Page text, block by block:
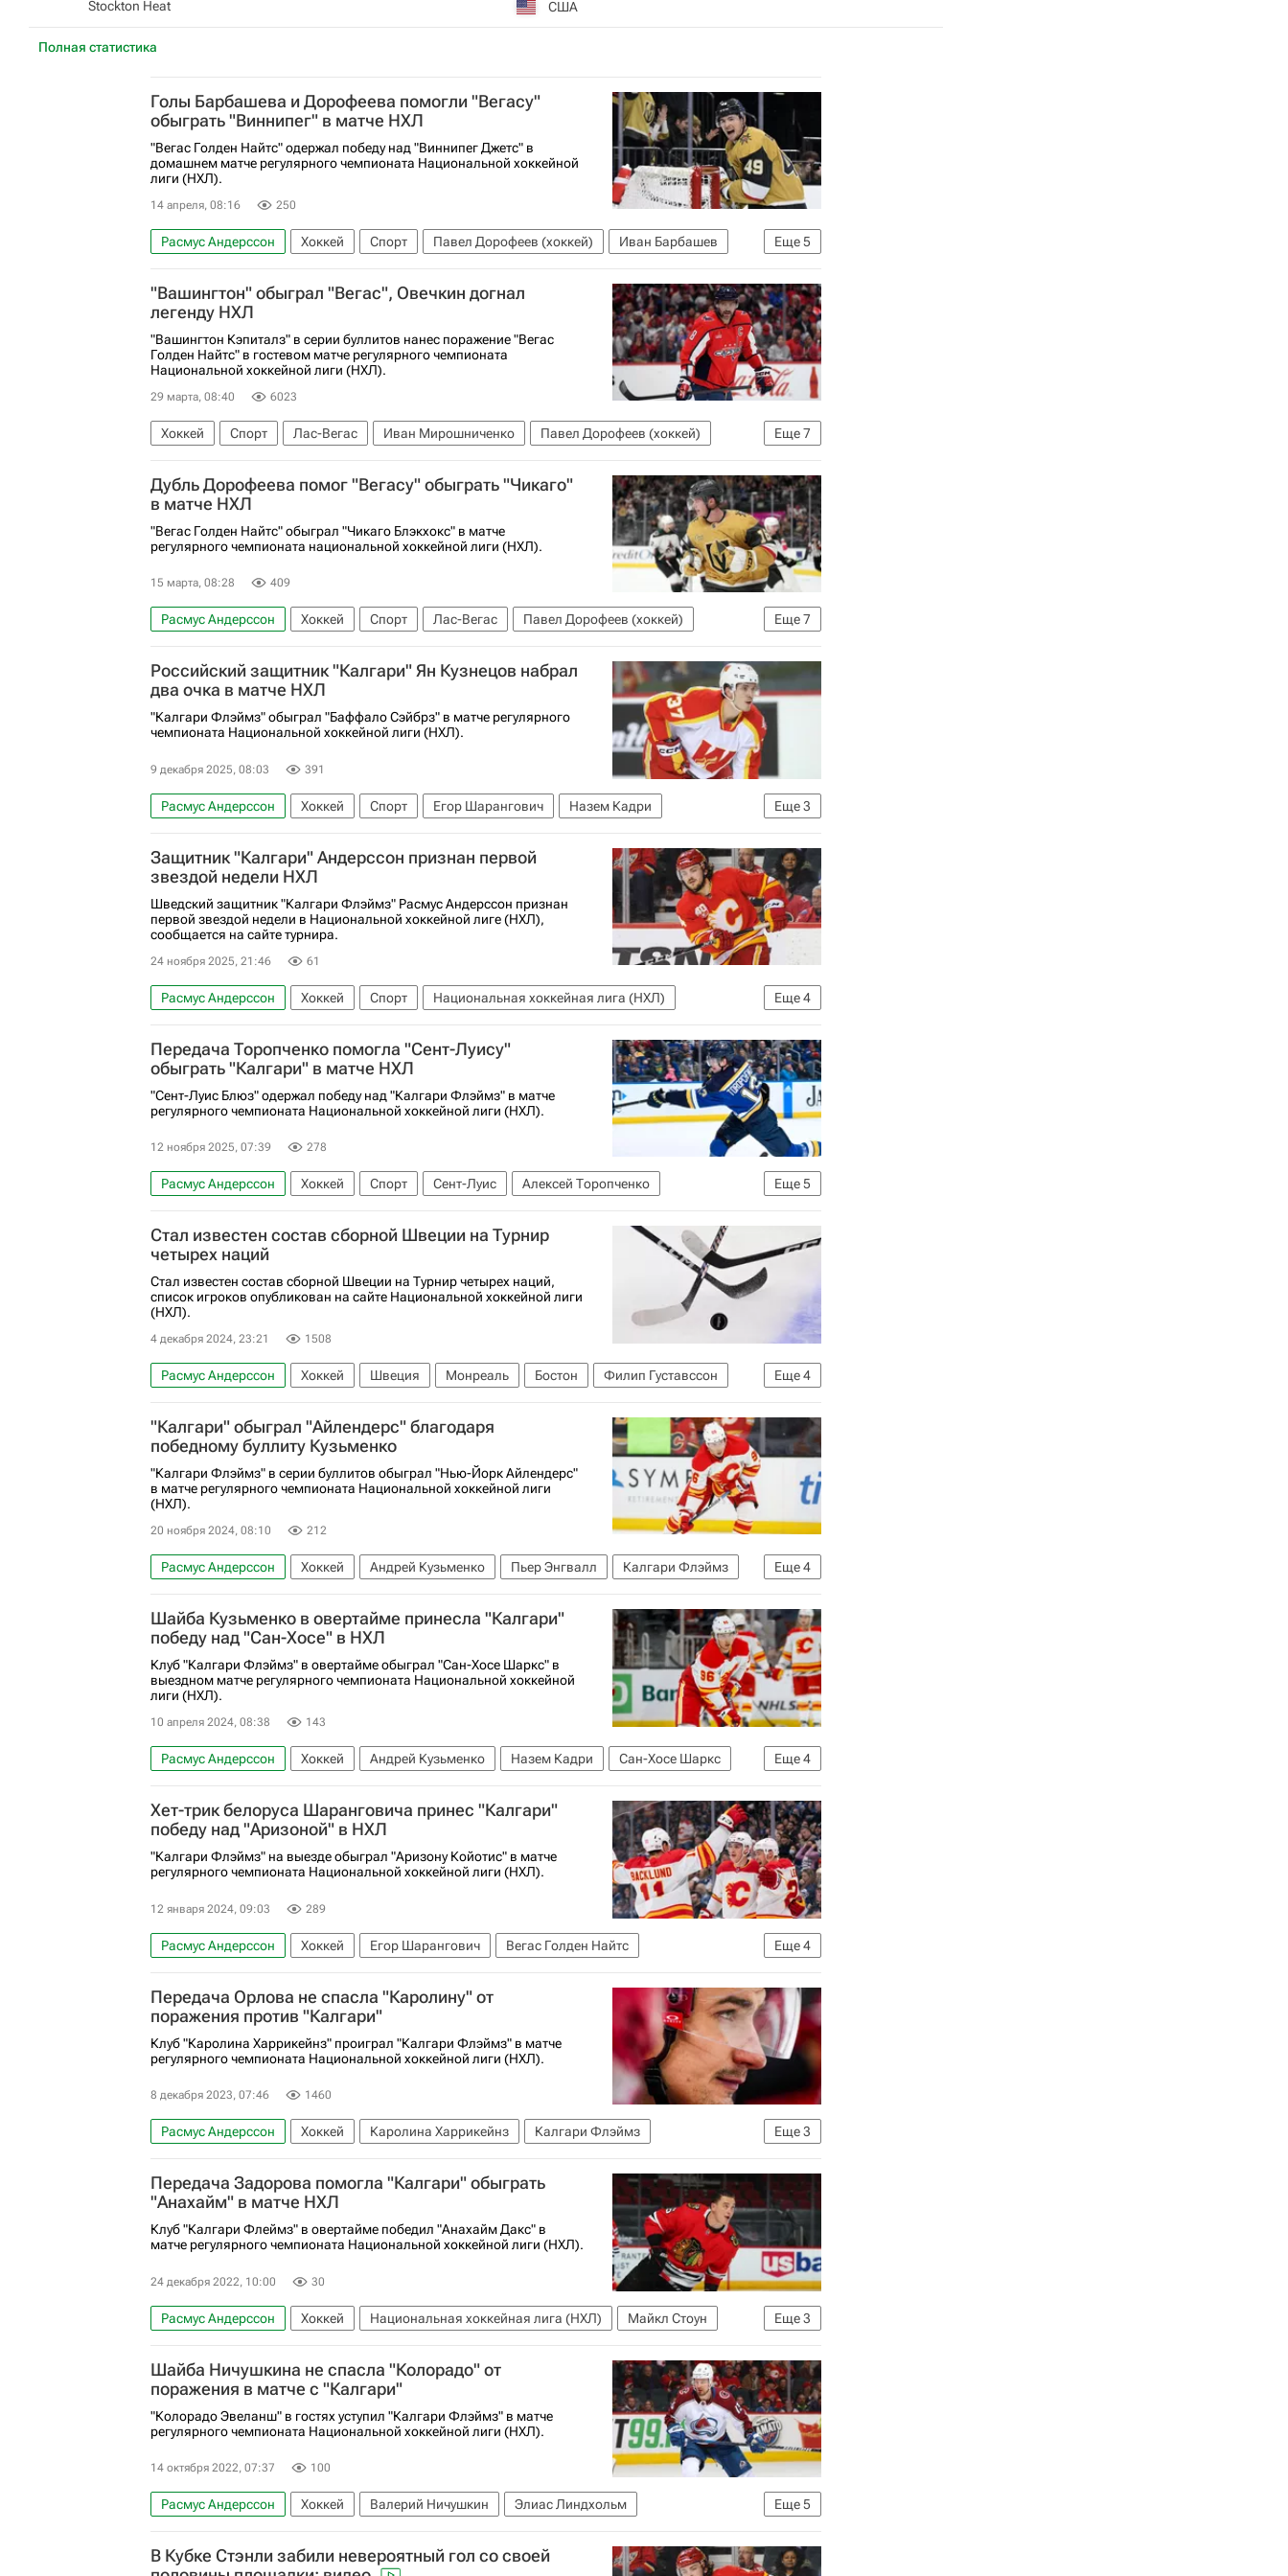
Полная статистика
Stockton Heat США
Голы Барбашева и Дорофеева помогли "Вегасу"
обыграть "Виннипег" в матче НХЛ
"Вегас Голден Найтс" одержал победу над "Виннипег Джетс" в
домашнем матче регулярного чемпионата Национальной хоккейной
лиги (НХЛ).
14 апреля, 08:16 250
Еще5
Расмус Андерссон Хоккей Спорт Павел Дорофеев (хоккей)
Иван Барбашев
Марк Стоун
Виннипег Джетс Вегас Голден Найтс
Сент-Луис Блюз
Национальная хоккейная лига (НХЛ)
"Вашингтон" обыграл "Вегас", Овечкин догнал
легенду НХЛ
"Вашингтон Кэпиталз" в серии буллитов нанес поражение "Вегас
Голден Найтс" в гостевом матче регулярного чемпионата
Национальной хоккейной лиги (НХЛ).
29 марта, 08:40 6023
Еще7
Хоккей Спорт Лас-Вегас Иван Мирошниченко
Павел Дорофеев (хоккей)
Александр Овечкин
Дилан Строум Энтони Бовилье
Вашингтон Кэпиталз
Вегас Голден Найтс
Капитан Национальная хоккейная лига (НХЛ)
Дубль Дорофеева помог "Вегасу" обыграть "Чикаго"
в матче НХЛ
"Вегас Голден Найтс" обыграл "Чикаго Блэкхокс" в матче
регулярного чемпионата национальной хоккейной лиги (НХЛ).
15 марта, 08:28 409
Еще7
Расмус Андерссон Хоккей Спорт Лас-Вегас
Павел Дорофеев (хоккей)
Иван Демидов
Киган Колесар Чикаго Блэкхокс
Вегас Голден Найтс
Джонатан Маршессо
Каролина Харрикейнз Национальная хоккейная лига (НХЛ)
Российский защитник "Калгари" Ян Кузнецов набрал
два очка в матче НХЛ
"Калгари Флэймз" обыграл "Баффало Сэйбрз" в матче регулярного
чемпионата Национальной хоккейной лиги (НХЛ).
9 декабря 2025, 08:03 391
Еще3
Расмус Андерссон Хоккей Спорт Егор Шарангович
Назем Кадри
Калгари Флэймз
Детройт Ред Уингз Национальная хоккейная лига (НХЛ)
Защитник "Калгари" Андерссон признан первой
звездой недели НХЛ
Шведский защитник "Калгари Флэймз" Расмус Андерссон признан
первой звездой недели в Национальной хоккейной лиге (НХЛ),
сообщается на сайте турнира.
24 ноября 2025, 21:46 61
Еще4
Расмус Андерссон Хоккей Спорт
Национальная хоккейная лига (НХЛ)
Коламбус Блю Джекетс
Калгари Флэймз Зак Веренски Ванкувер Кэнакс
Передача Торопченко помогла "Сент-Луису"
обыграть "Калгари" в матче НХЛ
"Сент-Луис Блюз" одержал победу над "Калгари Флэймз" в матче
регулярного чемпионата Национальной хоккейной лиги (НХЛ).
12 ноября 2025, 07:39 278
Еще5
Расмус Андерссон Хоккей Спорт Сент-Луис
Алексей Торопченко
Сан-Хосе Шаркс
Сент-Луис Блюз
Калгари Флэймз
Национальная хоккейная лига (НХЛ)
Дилан Холлоуэй
Стал известен состав сборной Швеции на Турнир
четырех наций
Стал известен состав сборной Швеции на Турнир четырех наций,
список игроков опубликован на сайте Национальной хоккейной лиги
(НХЛ).
4 декабря 2024, 23:21 1508
Еще4
Расмус Андерссон Хоккей Швеция Монреаль Бостон
Филип Густавссон
Якоб Маркстрём
Миннесота Уайлд Нью-Джерси Девилз Эдмонтон Ойлерз
"Калгари" обыграл "Айлендерс" благодаря
победному буллиту Кузьменко
"Калгари Флэймз" в серии буллитов обыграл "Нью-Йорк Айлендерс"
в матче регулярного чемпионата Национальной хоккейной лиги
(НХЛ).
20 ноября 2024, 08:10 212
Еще4
Расмус Андерссон Хоккей Андрей Кузьменко Пьер Энгвалл
Калгари Флэймз
Нью-Йорк Айлендерс
Чикаго Блэкхокс Спорт Национальная хоккейная лига (НХЛ)
Шайба Кузьменко в овертайме принесла "Калгари"
победу над "Сан-Хосе" в НХЛ
Клуб "Калгари Флэймз" в овертайме обыграл "Сан-Хосе Шаркс" в
выездном матче регулярного чемпионата Национальной хоккейной
лиги (НХЛ).
10 апреля 2024, 08:38 143
Еще4
Расмус Андерссон Хоккей Андрей Кузьменко Назем Кадри
Сан-Хосе Шаркс
Калгари Флэймз
Лос-Анджелес Кингз
Матч всех звезд НХЛ
Национальная хоккейная лига (НХЛ)
Хет-трик белоруса Шаранговича принес "Калгари"
победу над "Аризоной" в НХЛ
"Калгари Флэймз" на выезде обыграл "Аризону Койотис" в матче
регулярного чемпионата Национальной хоккейной лиги (НХЛ).
12 января 2024, 09:03 289
Еще4
Расмус Андерссон Хоккей Егор Шарангович
Вегас Голден Найтс
Калгари Флэймз
Аризона Койотис
Микаэль Баклунд
Национальная хоккейная лига (НХЛ)
Передача Орлова не спасла "Каролину" от
поражения против "Калгари"
Клуб "Каролина Харрикейнз" проиграл "Калгари Флэймз" в матче
регулярного чемпионата Национальной хоккейной лиги (НХЛ).
8 декабря 2023, 07:46 1460
Еще3
Расмус Андерссон Хоккей Каролина Харрикейнз
Калгари Флэймз
Национальная хоккейная лига (НХЛ)
Коннор Зари Дмитрий Орлов
Передача Задорова помогла "Калгари" обыграть
"Анахайм" в матче НХЛ
Клуб "Калгари Флеймз" в овертайме победил "Анахайм Дакс" в
матче регулярного чемпионата Национальной хоккейной лиги (НХЛ).
24 декабря 2022, 10:00 30
Еще3
Расмус Андерссон Хоккей Национальная хоккейная лига (НХЛ)
Майкл Стоун
Якоб Сильверберг
Анахайм Дакс Никита Задоров
Шайба Ничушкина не спасла "Колорадо" от
поражения в матче с "Калгари"
"Колорадо Эвеланш" в гостях уступил "Калгари Флэймз" в матче
регулярного чемпионата Национальной хоккейной лиги (НХЛ).
14 октября 2022, 07:37 100
Еще5
Расмус Андерссон Хоккей Валерий Ничушкин
Элиас Линдхольм
Тайлер Тоффоли
Калгари Флэймз Колорадо Эвеланш
Даллас Старз
Национальная хоккейная лига (НХЛ)
В Кубке Стэнли забили невероятный гол со своей